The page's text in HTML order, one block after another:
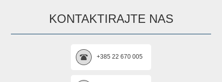
KONTAKTIRAJTE NAS
+385 22 670 005